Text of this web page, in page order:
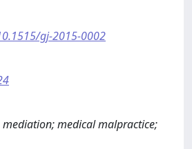
gj-2015-0002
mediation; medical malpractice;